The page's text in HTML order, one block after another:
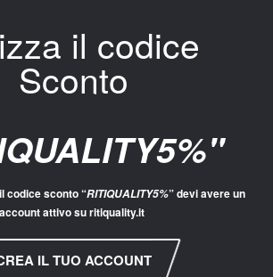
XS XL XXL
il codice
Sconto
codice sconto “RITIQUALITY5%” devi avere un
account attivo su ritiquality.it
IL TUO ACCOUNT